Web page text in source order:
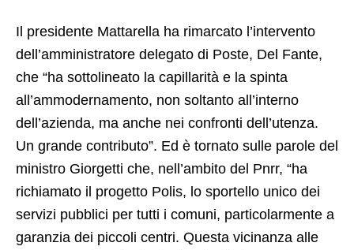
Il presidente Mattarella ha rimarcato l’intervento
dell’amministratore delegato di Poste, Del Fante,
che “ha sottolineato la capillarità e la spinta
all’ammodernamento, non soltanto all’interno
dell’azienda, ma anche nei confronti dell’utenza.
Un grande contributo”. Ed è tornato sulle parole del
ministro Giorgetti che, nell’ambito del Pnrr, “ha
richiamato il progetto Polis, lo sportello unico dei
servizi pubblici per tutti i comuni, particolarmente a
garanzia dei piccoli centri. Questa vicinanza alle